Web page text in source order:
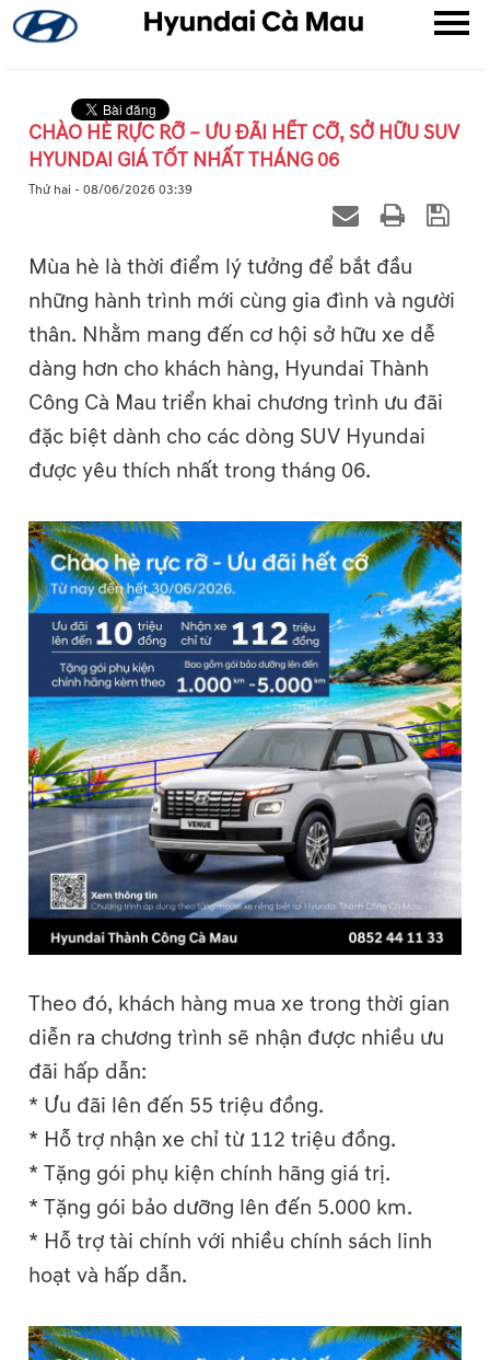
CHÀO HÈ RỰC RỠ – ƯU ĐÃI HẾT CỠ, SỞ HỮU SUV
HYUNDAI GIÁ TỐT NHẤT THÁNG 06
Thứ hai - 08/06/2026 03:39
Mùa hè là thời điểm lý tưởng để bắt đầu
những hành trình mới cùng gia đình và người
thân. Nhằm mang đến cơ hội sở hữu xe dễ
dàng hơn cho khách hàng, Hyundai Thành
Công Cà Mau triển khai chương trình ưu đãi
đặc biệt dành cho các dòng SUV Hyundai
được yêu thích nhất trong tháng 06.
Theo đó, khách hàng mua xe trong thời gian
diễn ra chương trình sẽ nhận được nhiều ưu
đãi hấp dẫn:
* Ưu đãi lên đến 55 triệu đồng.
* Hỗ trợ nhận xe chỉ từ 112 triệu đồng.
* Tặng gói phụ kiện chính hãng giá trị.
* Tặng gói bảo dưỡng lên đến 5.000 km.
* Hỗ trợ tài chính với nhiều chính sách linh
hoạt và hấp dẫn.